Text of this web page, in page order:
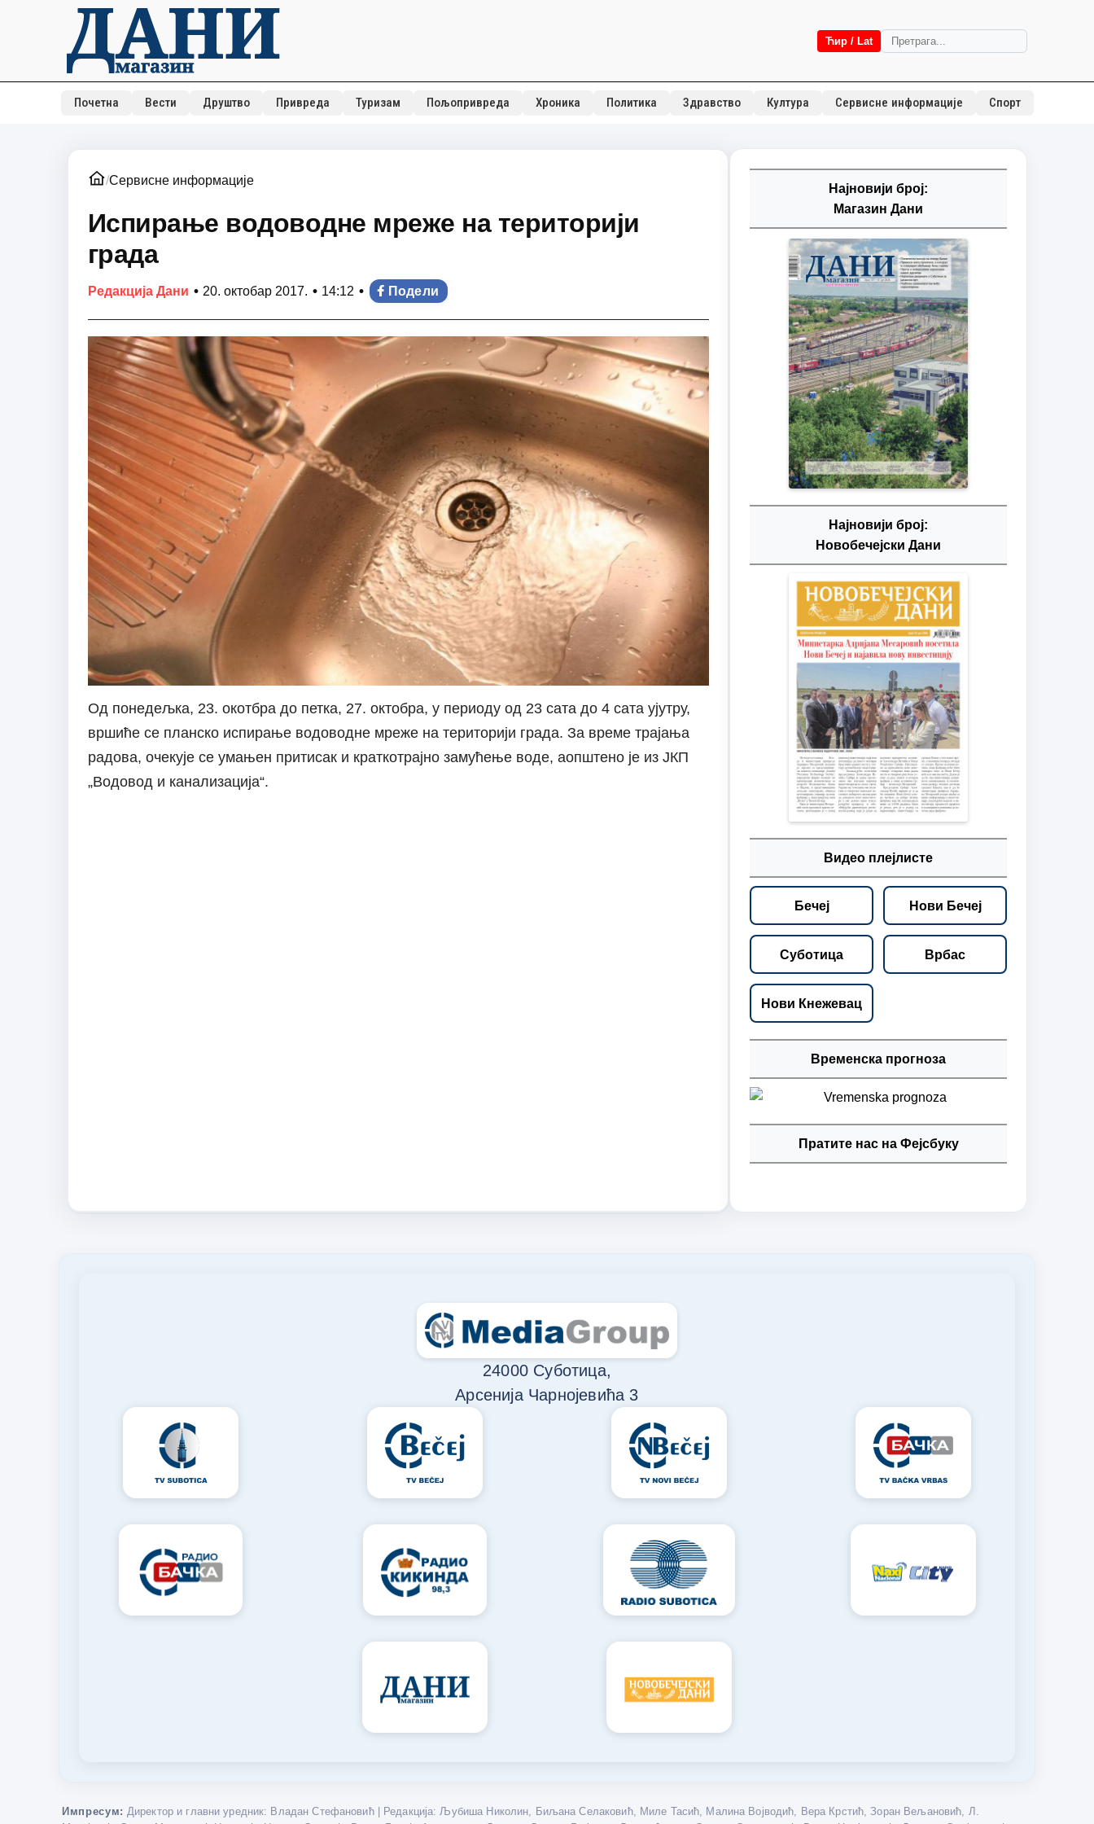
Ћир / Lat
Почетна Вести Друштво Привреда Туризам Пољопривреда Хроника Политика Здравство Култура Сервисне информације Спорт
/Сервисне информације
Испирање водоводне мреже на територији
града
Редакција Дани • 20. октобар 2017. • 14:12 • Подели
Од понедељка, 23. окотбра до петка, 27. октобра, у периоду од 23 сата до 4 сата ујутру,
вршиће се планско испирање водоводне мреже на територији града. За време трајања
радова, очекује се умањен притисак и краткотрајно замућење воде, аопштено је из ЈКП
„Водовод и канализација“.
Најновији број:
Магазин Дани
Најновији број:
Новобечејски Дани
Видео плејлисте
Бечеј Нови Бечеј
Суботица Врбас
Нови Кнежевац
Временска прогноза
Пратите нас на Фејсбуку
24000 Суботица,
Арсенија Чарнојевића 3
Импресум: Директор и главни уредник: Владан Стефановић | Редакција: Љубиша Николин, Биљана Селаковић, Миле Тасић, Малина Војводић, Вера Крстић, Зоран Вељановић, Л.